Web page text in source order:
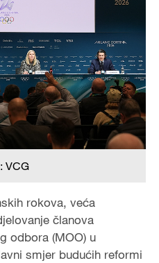
VCG
rokova, veća
članova
odbora (MOO) u
smjer budućih reformi